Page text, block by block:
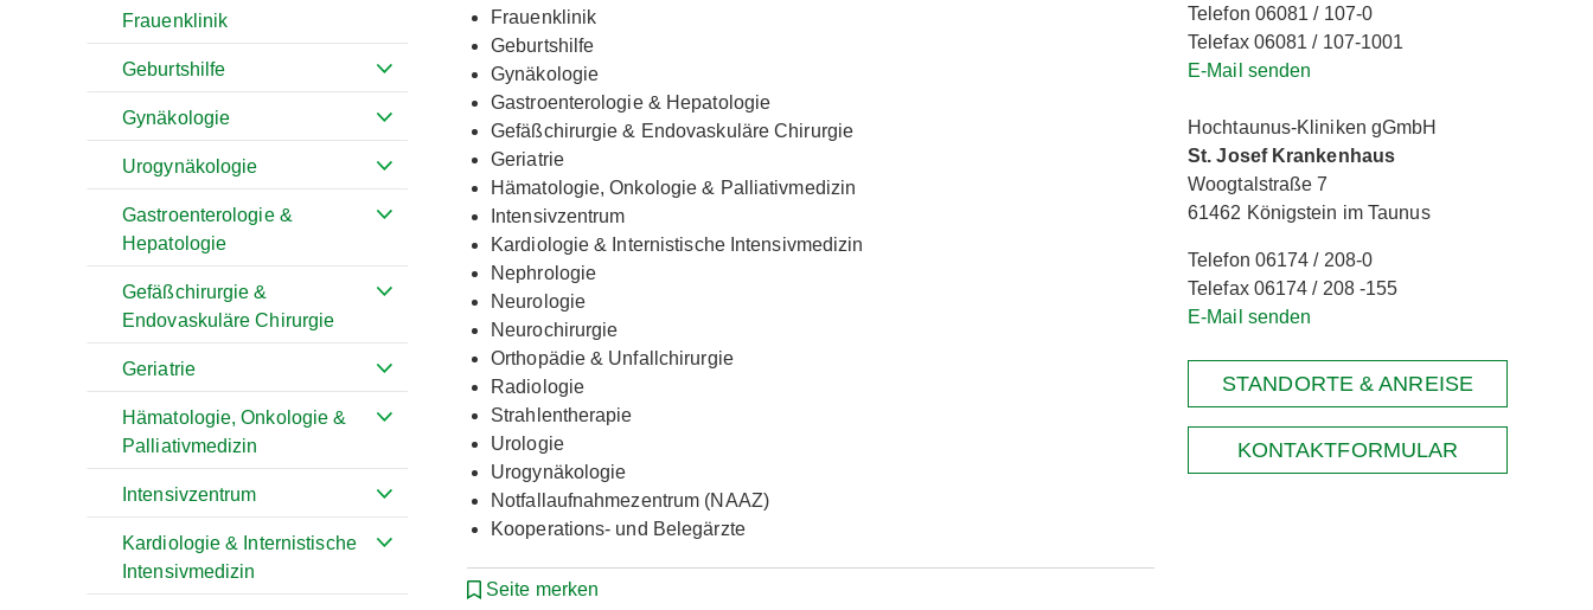
Frauenklinik
Geburtshilfe
Gynäkologie
Urogynäkologie
Gastroenterologie &
Hepatologie
Gefäßchirurgie &
Endovaskuläre Chirurgie
Geriatrie
Hämatologie, Onkologie &
Palliativmedizin
Intensivzentrum
Kardiologie & Internistische
Intensivmedizin
Frauenklinik
Geburtshilfe
Gynäkologie
Gastroenterologie & Hepatologie
Gefäßchirurgie & Endovaskuläre Chirurgie
Geriatrie
Hämatologie, Onkologie & Palliativmedizin
Intensivzentrum
Kardiologie & Internistische Intensivmedizin
Nephrologie
Neurologie
Neurochirurgie
Orthopädie & Unfallchirurgie
Radiologie
Strahlentherapie
Urologie
Urogynäkologie
Notfallaufnahmezentrum (NAAZ)
Kooperations- und Belegärzte
Seite merken
Telefon 06081 / 107-0
Telefax 06081 / 107-1001
E-Mail senden
Hochtaunus-Kliniken gGmbH
St. Josef Krankenhaus
Woogtalstraße 7
61462 Königstein im Taunus
Telefon 06174 / 208-0
Telefax 06174 / 208 -155
E-Mail senden
STANDORTE & ANREISE
KONTAKTFORMULAR